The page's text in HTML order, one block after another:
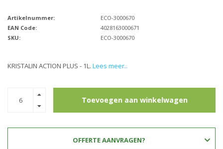
Artikelnummer:
ECO-3000670
EAN Code:
4028163000671
SKU:
ECO-3000670
KRISTALIN ACTION PLUS - 1L. Lees meer..
Toevoegen aan winkelwagen
OFFERTE AANVRAGEN?